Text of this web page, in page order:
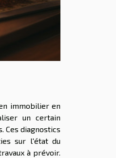
immobilier en
un certain
Ces diagnostics
sur l'état du
à prévoir.